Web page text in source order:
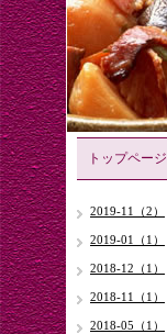
トップページ
2019-11（2）
2019-01（1）
2018-12（1）
2018-11（1）
2018-05（1）